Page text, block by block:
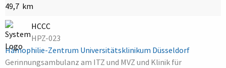
49,7 km
HCCC
HPZ-023
Hämophilie-Zentrum Universitätsklinikum Düsseldorf
Gerinnungsambulanz am ITZ und MVZ und Klinik für